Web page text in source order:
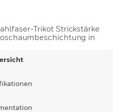
Trikot Strickstärke
in